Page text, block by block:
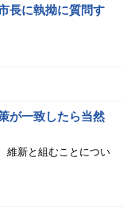
長に執拗に質問す
が一致したら当然
維新と組むことについ